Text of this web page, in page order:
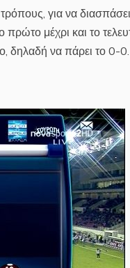
για να
μέχρι και το
δηλαδή να πάρει το 0-0.